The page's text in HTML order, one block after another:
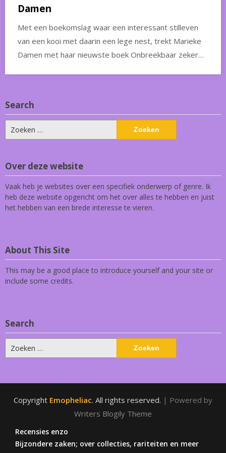
Damen
Met een boekomslag waar een interessant stilleven
van een kooi met daarin een lege nest, trekt Marieke
Damen met haar nieuwste boek Onbreekbaar zeker…
Search
Zoeken
naar:
Over deze website
Vaak heb je websites over een specifiek onderwerp of genre. Ik
heb deze website opgericht om het over alles te hebben en juist
het hebben van een brede interesse te vieren.
About This Site
This may be a good place to introduce yourself and your site or
include some credits.
Search
Zoeken
naar:
Copyright Emopheliac. All rights reserved. | Powered by
Writers Blogily Theme
Recensies enzo
Bijzondere zaken; over collecties, rariteiten en meer